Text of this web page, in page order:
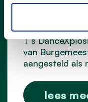
gevonden.
BV, de
T’s
van
aangesteld als
lees